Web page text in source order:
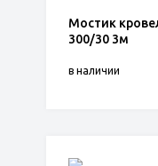
Мостик
300/30 3м
в наличии